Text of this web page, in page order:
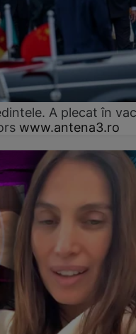
A plecat în
www.antena3.ro